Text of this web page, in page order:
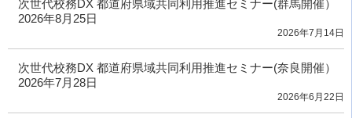
次世代校務DX 都道府県域共同利用推進セミナー(群馬開催）
2026年8月25日
2026年7月14日
次世代校務DX 都道府県域共同利用推進セミナー(奈良開催）
2026年7月28日
2026年6月22日